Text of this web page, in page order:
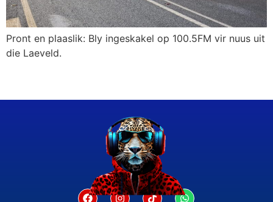
Pront en plaaslik: Bly ingeskakel op 100.5FM vir nuus uit
die Laeveld.